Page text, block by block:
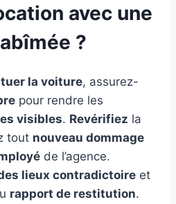
avec une
?
la voiture, assurez-
pour rendre les
visibles. Revérifiez la
tout nouveau dommage
de l’agence.
lieux contradictoire et
rapport de restitution.